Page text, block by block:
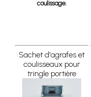
coulissage.
Sachet d'agrafes et
coulisseaux pour
tringle portière